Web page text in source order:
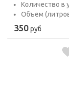
Количество в
Объем
350 руб